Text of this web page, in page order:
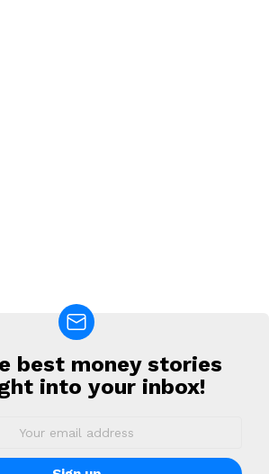
best money stories
into your inbox!